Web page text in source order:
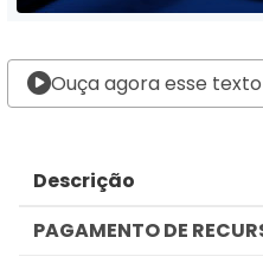
Ouça agora esse texto
Descrição
PAGAMENTO DE